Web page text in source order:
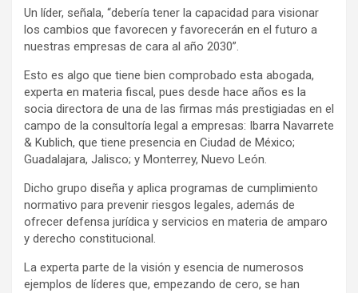
Un líder, señala, “debería tener la capacidad para visionar
los cambios que favorecen y favorecerán en el futuro a
nuestras empresas de cara al año 2030”.
Esto es algo que tiene bien comprobado esta abogada,
experta en materia fiscal, pues desde hace años es la
socia directora de una de las firmas más prestigiadas en el
campo de la consultoría legal a empresas: Ibarra Navarrete
& Kublich, que tiene presencia en Ciudad de México;
Guadalajara, Jalisco; y Monterrey, Nuevo León.
Dicho grupo diseña y aplica programas de cumplimiento
normativo para prevenir riesgos legales, además de
ofrecer defensa jurídica y servicios en materia de amparo
y derecho constitucional.
La experta parte de la visión y esencia de numerosos
ejemplos de líderes que, empezando de cero, se han